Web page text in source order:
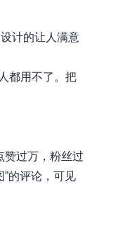
计的让人满意
都用不了。把
赞过万，粉丝过
”的评论，可见